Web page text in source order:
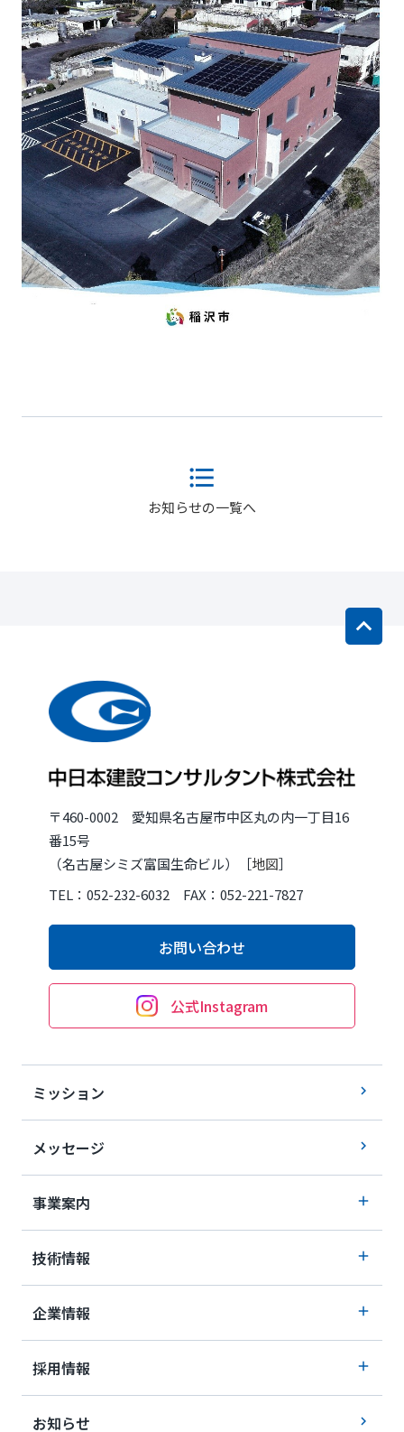
お知らせの一覧へ
〒460-0002 愛知県名古屋市中区丸の内一丁目16
番15号
（名古屋シミズ富国生命ビル）［地図］
TEL：052-232-6032 FAX：052-221-7827
お問い合わせ
公式Instagram
ミッション
メッセージ
事業案内
技術情報
企業情報
採用情報
お知らせ